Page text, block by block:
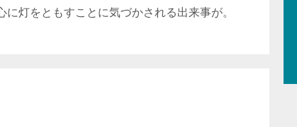
灯をともすことに気づかされる出来事が。